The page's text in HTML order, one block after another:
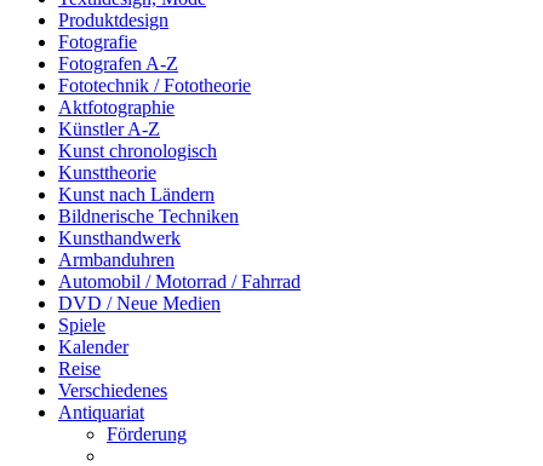
Produktdesign
Fotografie
Fotografen A-Z
Fototechnik / Fototheorie
Aktfotographie
Künstler A-Z
Kunst chronologisch
Kunsttheorie
Kunst nach Ländern
Bildnerische Techniken
Kunsthandwerk
Armbanduhren
Automobil / Motorrad / Fahrrad
DVD / Neue Medien
Spiele
Kalender
Reise
Verschiedenes
Antiquariat
Förderung